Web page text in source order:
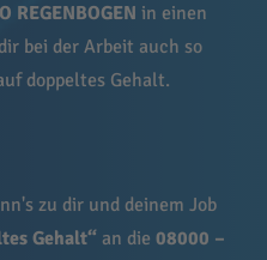
REGENBOGEN in einen
bei der Arbeit auch so
doppeltes Gehalt.
zu dir und deinem Job
Gehalt“ an die 08000 –